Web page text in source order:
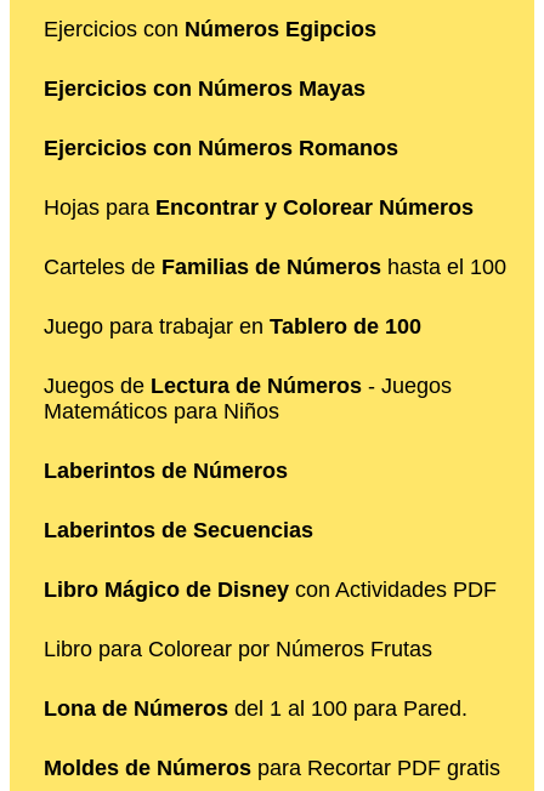
Ejercicios con Números Egipcios
Ejercicios con Números Mayas
Ejercicios con Números Romanos
Hojas para Encontrar y Colorear Números
Carteles de Familias de Números hasta el 100
Juego para trabajar en Tablero de 100
Juegos de Lectura de Números - Juegos
Matemáticos para Niños
Laberintos de Números
Laberintos de Secuencias
Libro Mágico de Disney con Actividades PDF
Libro para Colorear por Números Frutas
Lona de Números del 1 al 100 para Pared.
Moldes de Números para Recortar PDF gratis